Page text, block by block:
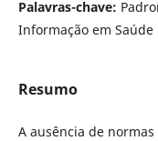
Palavras-chave:
Informação em Saúde
Resumo
A ausência de